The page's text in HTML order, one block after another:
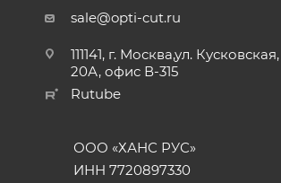
sale@opti-cut.ru
111141, г. Москва,ул.
20А, офис В-315
Rutube
ООО «ХАНС РУС»
ИНН 7720897330